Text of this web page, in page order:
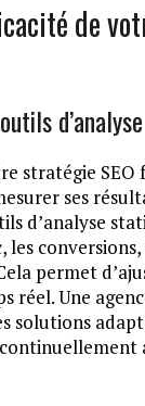
de
d’analyse
stratégie
ses
d’analyse
les
permet
réel. Une
solutions